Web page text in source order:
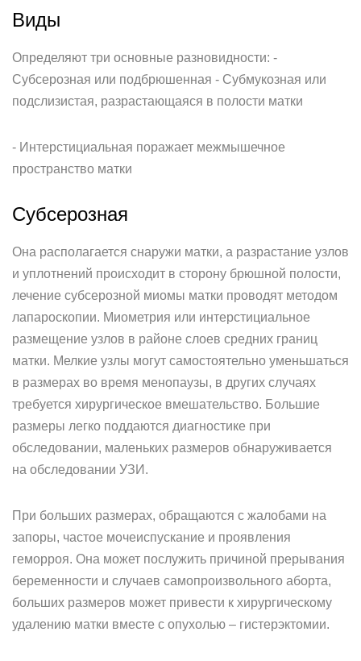
Виды
Определяют три основные разновидности: -
Субсерозная или подбрюшенная - Субмукозная или
подслизистая, разрастающаяся в полости матки
- Интерстициальная поражает межмышечное
пространство матки
Субсерозная
Она располагается снаружи матки, а разрастание узлов
и уплотнений происходит в сторону брюшной полости,
лечение субсерозной миомы матки проводят методом
лапароскопии. Миометрия или интерстициальное
размещение узлов в районе слоев средних границ
матки. Мелкие узлы могут самостоятельно уменьшаться
в размерах во время менопаузы, в других случаях
требуется хирургическое вмешательство. Большие
размеры легко поддаются диагностике при
обследовании, маленьких размеров обнаруживается
на обследовании УЗИ.
При больших размерах, обращаются с жалобами на
запоры, частое мочеиспускание и проявления
геморроя. Она может послужить причиной прерывания
беременности и случаев самопроизвольного аборта,
больших размеров может привести к хирургическому
удалению матки вместе с опухолью – гистерэктомии.